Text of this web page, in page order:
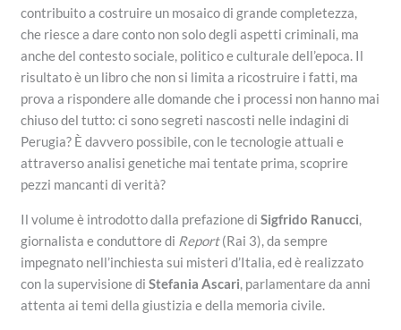
contribuito a costruire un mosaico di grande completezza,
che riesce a dare conto non solo degli aspetti criminali, ma
anche del contesto sociale, politico e culturale dell’epoca. Il
risultato è un libro che non si limita a ricostruire i fatti, ma
prova a rispondere alle domande che i processi non hanno mai
chiuso del tutto: ci sono segreti nascosti nelle indagini di
Perugia? È davvero possibile, con le tecnologie attuali e
attraverso analisi genetiche mai tentate prima, scoprire
pezzi mancanti di verità?
Il volume è introdotto dalla prefazione diSigfrido Ranucci,
giornalista e conduttore di Report(Rai 3), da sempre
impegnato nell’inchiesta sui misteri d’Italia, ed è realizzato
con la supervisione diStefania Ascari, parlamentare da anni
attenta ai temi della giustizia e della memoria civile.